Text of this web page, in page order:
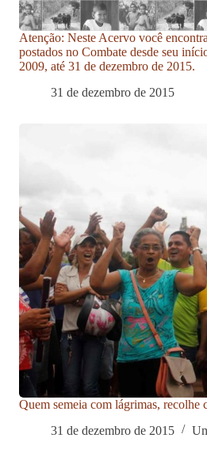
Atenção: Neste Acervo você
postados no Combate desde seu
2009, até 31 de dezembro de 2015.
31 de dezembro de 2015
Quem semeia com lágrimas, recolhe
31 de dezembro de 2015